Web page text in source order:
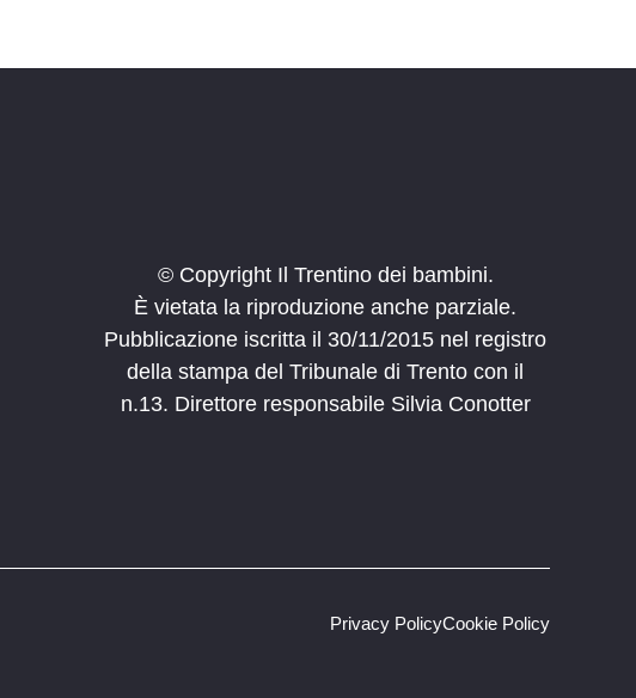
© Copyright Il Trentino dei bambini.
È vietata la riproduzione anche parziale.
Pubblicazione iscritta il 30/11/2015 nel registro
della stampa del Tribunale di Trento con il
n.13. Direttore responsabile Silvia Conotter
Privacy PolicyCookie Policy